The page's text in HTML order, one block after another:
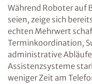
Während Roboter auf
seien, zeige sich
echten Mehrwert
Terminkoordination,
administrative
Assistenzsysteme
weniger Zeit am